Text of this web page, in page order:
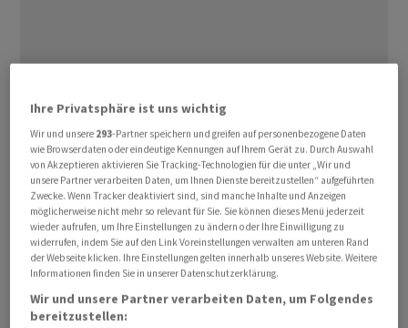
Anleger waren offenbar dennoch nicht erfreut. Die Aktie
verlor am Nachmittag als einer der schwächsten Werte
im MDax zwei Prozent.
Anfang 2025 kamen die Waldbrände in Los Angeles vor
allem die Talanx-Tochter Hannover Rück teuer zu
stehen. Allerdings blieben teure Katastrophen etwa
durch Hurrikane weitgehend aus, sodass Hannover
Rück im Gesamtjahr ebenfalls einen Rekordgewinn
Ihre Privatsphäre ist uns wichtig
Wir und unsere 293-Partner speichern und greifen auf personenbezogene Daten
wie Browserdaten oder eindeutige Kennungen auf Ihrem Gerät zu. Durch Auswahl
von Akzeptieren aktivieren Sie Tracking-Technologien für die unter „Wir und
unsere Partner verarbeiten Daten, um Ihnen Dienste bereitzustellen“ aufgeführten
Zwecke. Wenn Tracker deaktiviert sind, sind manche Inhalte und Anzeigen
möglicherweise nicht mehr so relevant für Sie. Sie können dieses Menü jederzeit
wieder aufrufen, um Ihre Einstellungen zu ändern oder Ihre Einwilligung zu
widerrufen, indem Sie auf den Link Voreinstellungen verwalten am unteren Rand
der Webseite klicken. Ihre Einstellungen gelten innerhalb unseres Website. Weitere
Informationen finden Sie in unserer Datenschutzerklärung.
Wir und unsere Partner verarbeiten Daten, um Folgendes
bereitzustellen: